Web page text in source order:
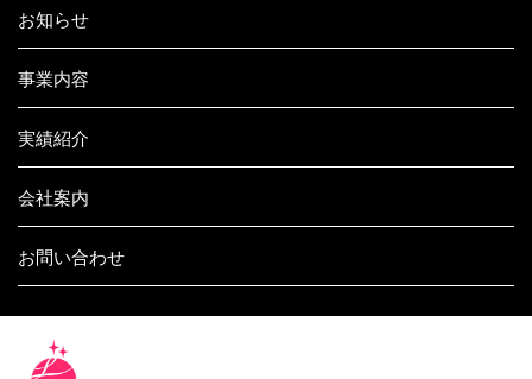
お知らせ
事業内容
実績紹介
会社案内
お問い合わせ